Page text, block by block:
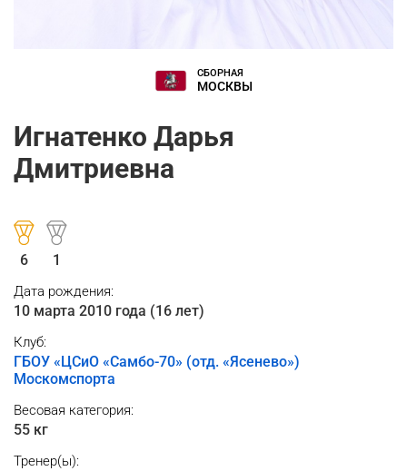
СБОРНАЯ
МОСКВЫ
Игнатенко Дарья
Дмитриевна
6 1
Дата рождения:
10 марта 2010 года (16 лет)
Клуб:
ГБОУ «ЦСиО «Самбо-70» (отд. «Ясенево»)
Москомспорта
Весовая категория:
55 кг
Тренер(ы):